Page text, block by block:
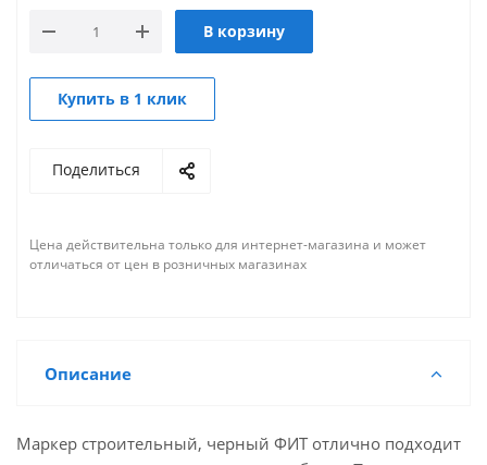
В корзину
Купить в 1 клик
Поделиться
Цена действительна только для интернет-магазина и может
отличаться от цен в розничных магазинах
Описание
Маркер строительный, черный ФИТ отлично подходит